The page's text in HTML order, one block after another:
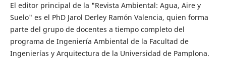
El editor principal de la "Revista Ambiental: Agua, Aire y
Suelo" es el PhD Jarol Derley Ramón Valencia, quien forma
parte del grupo de docentes a tiempo completo del
programa de Ingeniería Ambiental de la Facultad de
Ingenierías y Arquitectura de la Universidad de Pamplona.